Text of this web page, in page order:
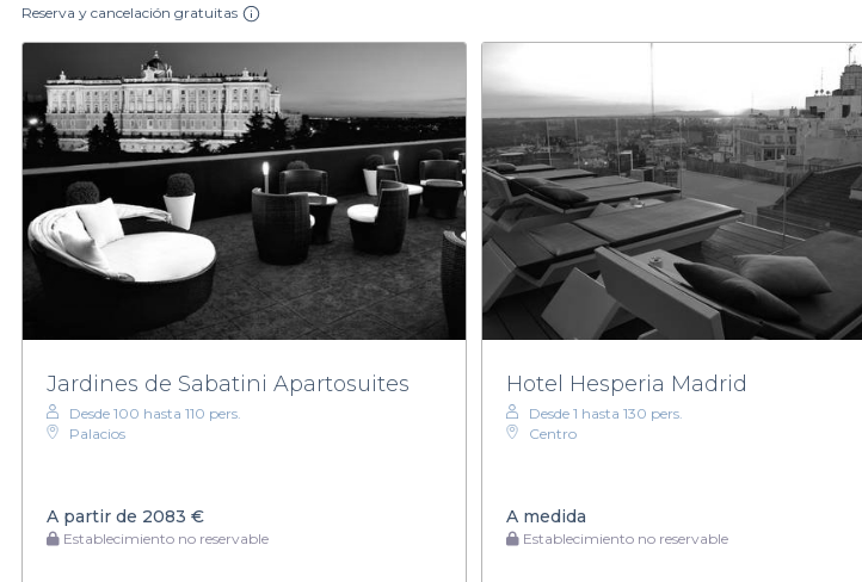
Reserva y cancelación gratuitas
Jardines de Sabatini Apartosuites
Desde 100 hasta 110 pers.
Palacios
A partir de 2083 €
Establecimiento no reservable
Hotel Hesperia Madrid
Desde 1 hasta 130 pers.
Centro
A medida
Establecimiento no reservable